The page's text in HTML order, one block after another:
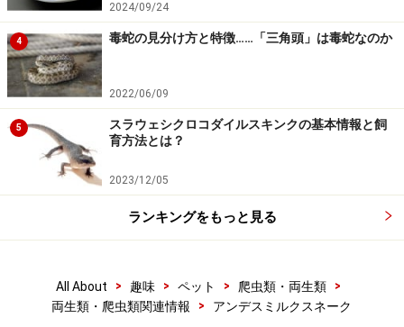
2024/09/24
4 毒蛇の見分け方と特徴……「三角頭」は毒蛇なのか
2022/06/09
5
スラウェシクロコダイルスキンクの基本情報と飼
育方法とは？
2023/12/05
ランキングをもっと見る
All About > 趣味 > ペット > 爬虫類・両生類
>
両生類・爬虫類関連情報
> アンデスミルクスネーク